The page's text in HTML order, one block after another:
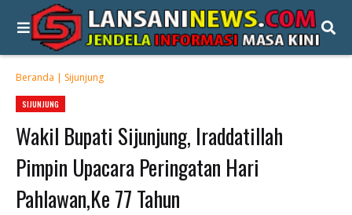
Beranda | Sijunjung
SIJUNJUNG
Wakil Bupati Sijunjung, Iraddatillah
Pimpin Upacara Peringatan Hari
Pahlawan,Ke 77 Tahun